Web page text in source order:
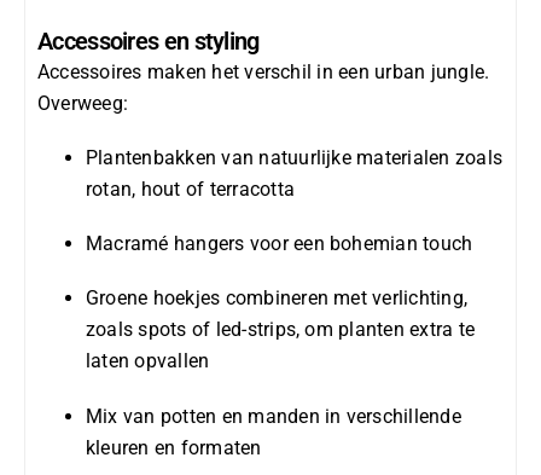
Accessoires en styling
Accessoires maken het verschil in een urban jungle.
Overweeg:
Plantenbakken van natuurlijke materialen zoals
rotan, hout of terracotta
Macramé hangers voor een bohemian touch
Groene hoekjes combineren met verlichting,
zoals spots of led-strips, om planten extra te
laten opvallen
Mix van potten en manden in verschillende
kleuren en formaten